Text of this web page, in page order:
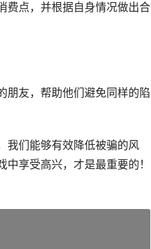
费点，并根据自身情况做出合
朋友，帮助他们避免同样的陷
我们能够有效降低被骗的风
享受高兴，才是最重要的！